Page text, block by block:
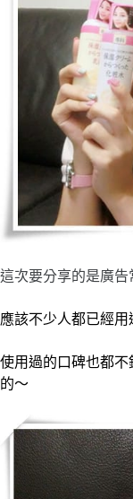
這次要分享的是廣告
應該不少人都已經用
使用過的口碑也都
的～